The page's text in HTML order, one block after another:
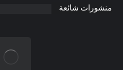
منشورات شائعة